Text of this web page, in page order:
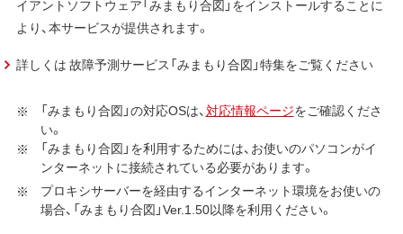
イアントソフトウェア「みまもり合図」をインストールすることに
より、本サービスが提供されます。
詳しくは 故障予測サービス「みまもり合図」特集をご覧ください
「みまもり合図」の対応OSは、 対応情報ページをご確認くださ
い。
「みまもり合図」を利用するためには、お使いのパソコンがイ
ンターネットに接続されている必要があります。
プロキシサーバーを経由するインターネット環境をお使いの
場合、「みまもり合図」Ver.1.50以降を利用ください。